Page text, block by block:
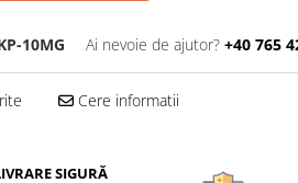
10MG Ai nevoie de ajutor? +40 765
Cere informatii
SIGURĂ